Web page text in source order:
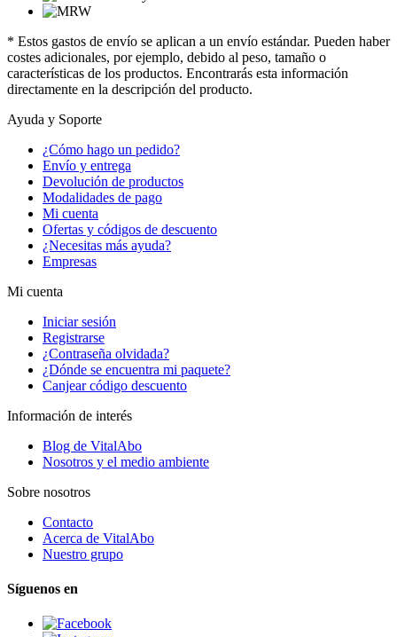
* Estos gastos de envío se aplican a un envío estándar. Pueden haber
costes adicionales, por ejemplo, debido al peso, tamaño o
características de los productos. Encontrarás esta información
directamente en la descripción del producto.
Ayuda y Soporte
¿Cómo hago un pedido?
Envío y entrega
Devolución de productos
Modalidades de pago
Mi cuenta
Ofertas y códigos de descuento
¿Necesitas más ayuda?
Empresas
Mi cuenta
Iniciar sesión
Registrarse
¿Contraseña olvidada?
¿Dónde se encuentra mi paquete?
Canjear código descuento
Información de interés
Blog de VitalAbo
Nosotros y el medio ambiente
Sobre nosotros
Contacto
Acerca de VitalAbo
Nuestro grupo
Síguenos en